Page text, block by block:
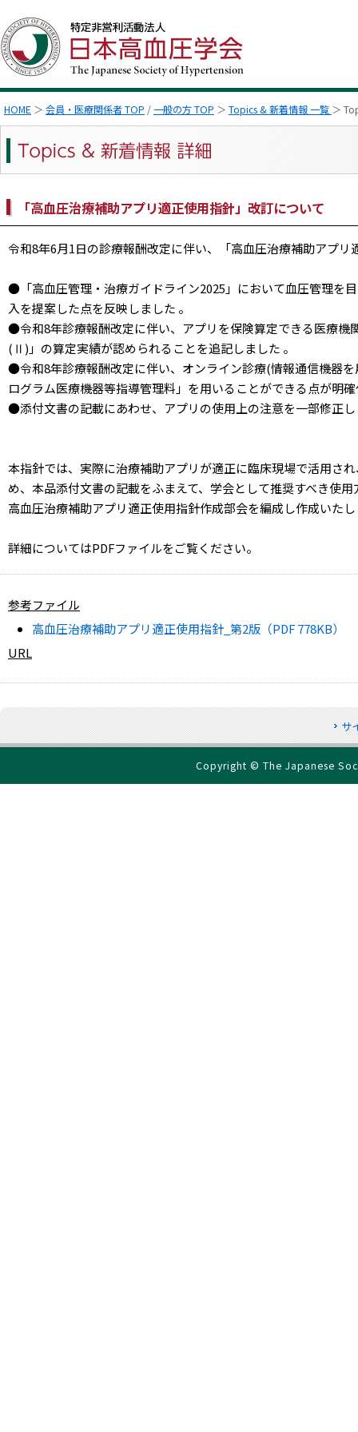
HOME ＞ 会員・医療関係者 TOP /一般の方 TOP ＞ Topics & 新着情報 一覧 ＞
「高血圧治療補助アプリ適正使用指針」改訂について
令和8年6月1日の診療報酬改定に伴い、「高血圧治療補助アプ
●「高血圧管理・治療ガイドライン2025」において血圧管理を
入を提案した点を反映しました 。
●令和8年診療報酬改定に伴い、アプリを保険算定できる医療機
(Ⅱ)」の算定実績が認められることを追記しました 。
●令和8年診療報酬改定に伴い、オンライン診療(情報通信機器
ログラム医療機器等指導管理料」を用いることができる点が明
●添付文書の記載にあわせ、アプリの使用上の注意を一部修正
本指針では、実際に治療補助アプリが適正に臨床現場で活用さ
め、本品添付文書の記載をふまえて、学会として推奨すべき使
高血圧治療補助アプリ適正使用指針作成部会を編成し作成いた
詳細についてはPDFファイルをご覧ください。
参考ファイル
高血圧治療補助アプリ適正使用指針_第2版（PDF 778KB）
URL
サ
Copyright © The Japanese